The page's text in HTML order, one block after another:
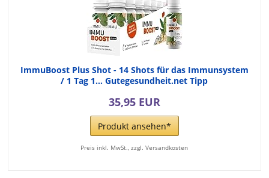
ImmuBoost Plus Shot - 14 Shots für das Immunsystem
/ 1 Tag 1… Gutegesundheit.net Tipp
35,95 EUR
Produkt ansehen*
Preis inkl. MwSt., zzgl. Versandkosten